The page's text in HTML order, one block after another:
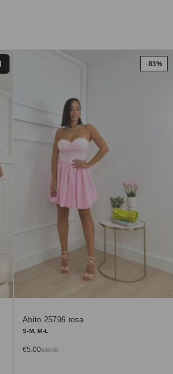
-83%
Abito 25796 rosa
S-M, M-L
€30.00
€5.00